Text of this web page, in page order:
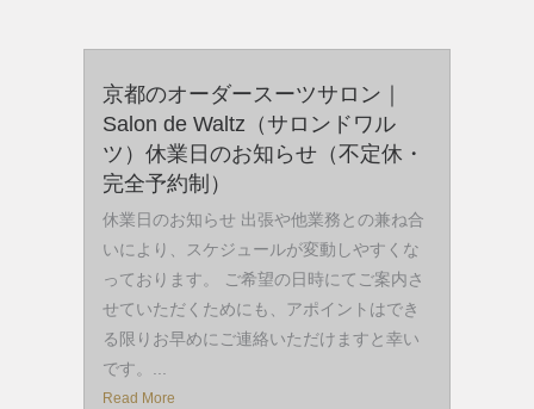
京都のオーダースーツサロン｜
Salon de Waltz（サロンドワル
ツ）休業日のお知らせ（不定休・
完全予約制）
休業日のお知らせ 出張や他業務との兼ね合
いにより、スケジュールが変動しやすくな
っております。 ご希望の日時にてご案内さ
せていただくためにも、アポイントはでき
る限りお早めにご連絡いただけますと幸い
です。...
Read More